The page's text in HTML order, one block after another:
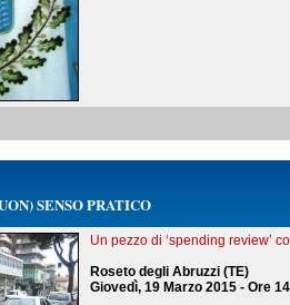
SENSO PRATICO
Un pezzo di ‘spending review’
Roseto degli Abruzzi (TE)
Giovedì, 19 Marzo 2015 - Ore